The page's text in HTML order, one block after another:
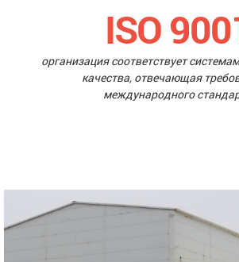
ISO
организация соответствует
качества, отвечающая
международного